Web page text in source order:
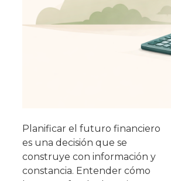
Planificar el futuro financiero
es una decisión que se
construye con información y
constancia. Entender cómo